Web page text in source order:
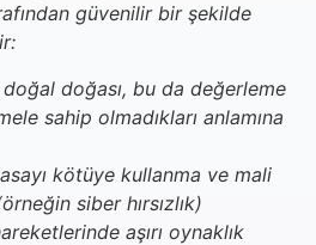
güvenilir bir şekilde
doğal doğası, bu da değerleme
sahip olmadıkları anlamına
kötüye kullanma ve mali
siber hırsızlık)
aşırı oynaklık